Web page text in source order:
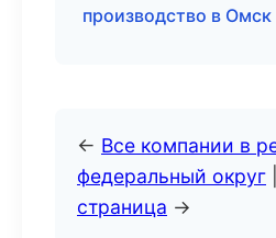
производство в Омск
← Все компании в
федеральный округ
страница →